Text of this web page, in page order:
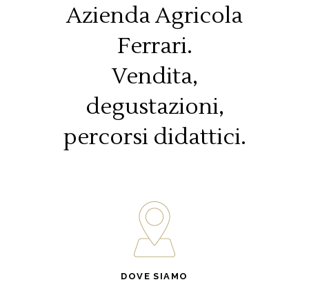
Azienda Agricola
Ferrari.
Vendita,
degustazioni,
percorsi didattici.
DOVE SIAMO